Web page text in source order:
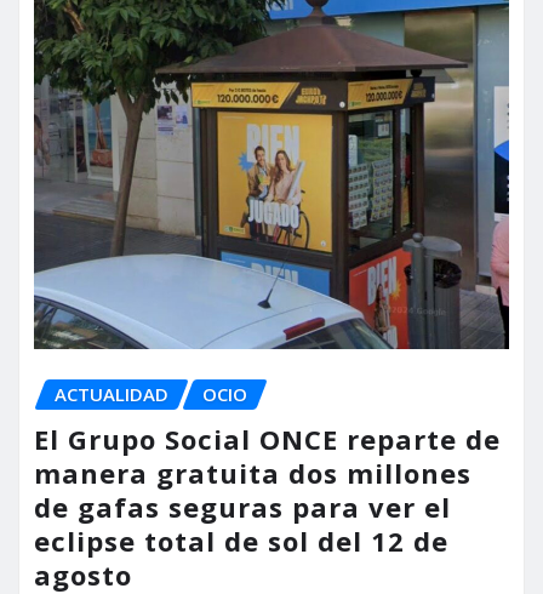
ACTUALIDAD OCIO
El Grupo Social ONCE reparte de
manera gratuita dos millones
de gafas seguras para ver el
eclipse total de sol del 12 de
agosto